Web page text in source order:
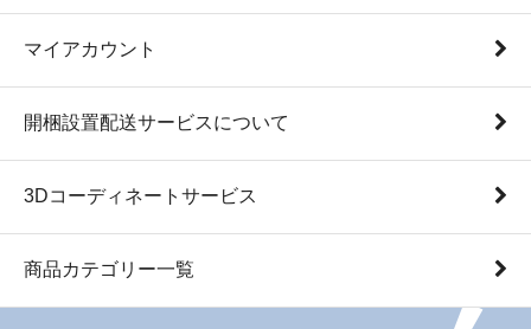
マイアカウント
開梱設置配送サービスについて
3Dコーディネートサービス
商品カテゴリー一覧